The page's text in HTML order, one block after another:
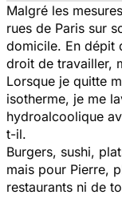
Malgré les
rues de Paris sur
domicile. En dépit
droit de travailler,
Lorsque je quitte
isotherme, je me
hydroalcoolique
t-il.
Burgers, sushi,
mais pour Pierre,
restaurants ni de